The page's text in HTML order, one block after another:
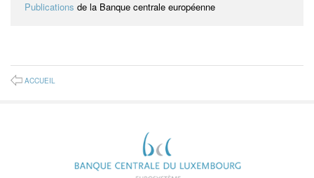
Publications de la Banque centrale européenne
ACCUEIL